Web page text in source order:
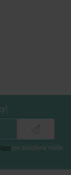
pre zasielanie nášho